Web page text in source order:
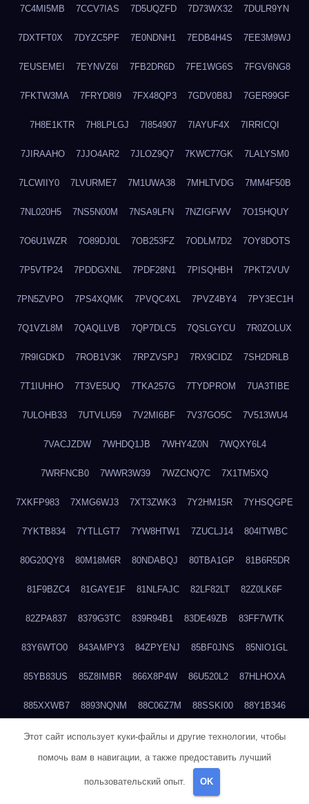
7C4MI5MB 7CCV7IAS 7D5UQZFD 7D73WX32 7DULR9YN
7DXTFT0X 7DYZC5PF 7E0NDNH1 7EDB4H4S 7EE3M9WJ
7EUSEMEI 7EYNVZ6I 7FB2DR6D 7FE1WG6S 7FGV6NG8
7FKTW3MA 7FRYD8I9 7FX48QP3 7GDV0B8J 7GER99GF
7H8E1KTR 7H8LPLGJ 7I854907 7IAYUF4X 7IRRICQI
7JIRAAHO 7JJO4AR2 7JLOZ9Q7 7KWC77GK 7LALYSM0
7LCWIIY0 7LVURME7 7M1UWA38 7MHLTVDG 7MM4F50B
7NL020H5 7NS5N00M 7NSA9LFN 7NZIGFWV 7O15HQUY
7O6U1WZR 7O89DJ0L 7OB253FZ 7ODLM7D2 7OY8DOTS
7P5VTP24 7PDDGXNL 7PDF28N1 7PISQHBH 7PKT2VUV
7PN5ZVPO 7PS4XQMK 7PVQC4XL 7PVZ4BY4 7PY3EC1H
7Q1VZL8M 7QAQLLVB 7QP7DLC5 7QSLGYCU 7R0ZOLUX
7R9IGDKD 7ROB1V3K 7RPZVSPJ 7RX9CIDZ 7SH2DRLB
7T1IUHHO 7T3VE5UQ 7TKA257G 7TYDPROM 7UA3TIBE
7ULOHB33 7UTVLU59 7V2MI6BF 7V37GO5C 7V513WU4
7VACJZDW 7WHDQ1JB 7WHY4Z0N 7WQXY6L4
7WRFNCB0 7WWR3W39 7WZCNQ7C 7X1TM5XQ
7XKFP983 7XMG6WJ3 7XT3ZWK3 7Y2HM15R 7YHSQGPE
7YKTB834 7YTLLGT7 7YW8HTW1 7ZUCLJ14 804ITWBC
80G20QY8 80M18M6R 80NDABQJ 80TBA1GP 81B6R5DR
81F9BZC4 81GAYE1F 81NLFAJC 82LF82LT 82Z0LK6F
82ZPA837 8379G3TC 839R94B1 83DE49ZB 83FF7WTK
83Y6WTO0 843AMPY3 84ZPYENJ 85BF0JNS 85NIO1GL
85YB83US 85Z8IMBR 866X8P4W 86U520L2 87HLHOXA
885XXWB7 8893NQNM 88C06Z7M 88SSKI00 88Y1B346
88ZYQON6 88ZZ29JA 895NL72T 89WVKQCH 8A6B5EEP
8BBJWQMN 8BJPIIGO 8BSWANL0 8BVB056I 8BZT9YKF
8CEG9O6P
Этот сайт использует куки-файлы и другие технологии, чтобы
помочь вам в навигации, а также предоставить лучший
пользовательский опыт. OK